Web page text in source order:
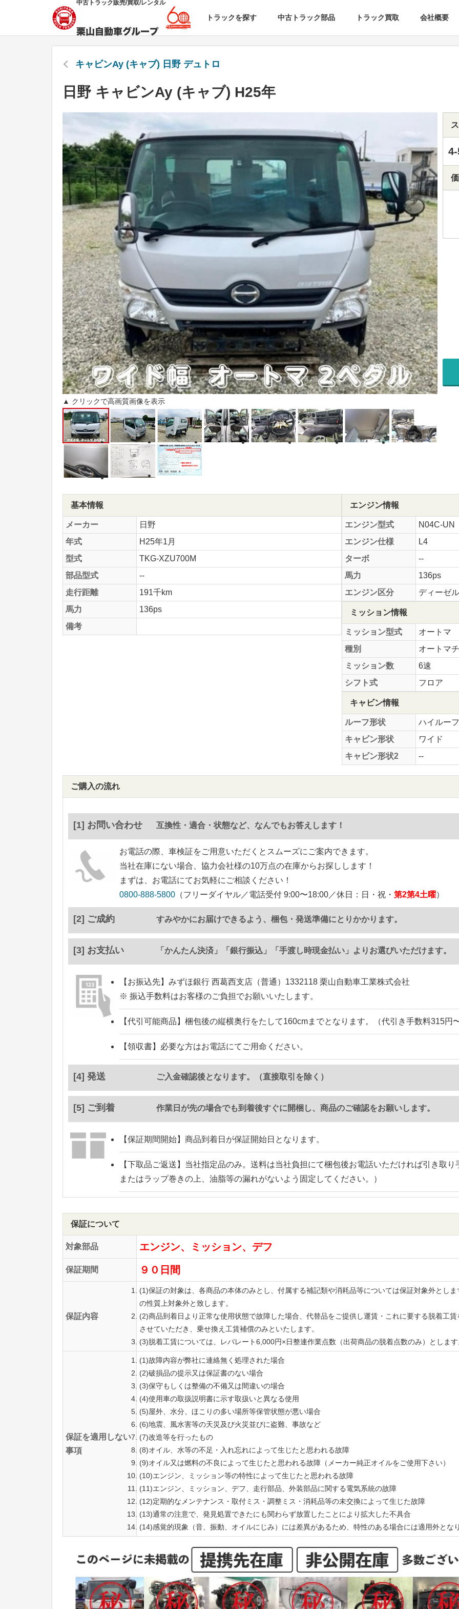
中古トラック販売/買取/レンタル
トラックを探す 中古トラック部品 トラック買取 会社概要
キャビンAy (キャブ) 日野 デュトロ
日野 キャビンAy (キャブ) H25年
▲ クリックで高画質画像を表示
基本情報
メーカー
日野
年式
H25年1月
型式
TKG-XZU700M
部品型式
--
走行距離
191千km
馬力
136ps
備考
エンジン情報
エンジン型式
N04C-UN
エンジン仕様
L4
ターボ
--
馬力
136ps
エンジン区分
ディーゼル
ミッション情報
ミッション型式
オートマ
種別
オートマ
ミッション数
6速
シフト式
フロア
キャビン情報
ルーフ形状
ハイルーフ
キャビン形状
ワイド
キャビン形状2
--
ご購入の流れ
[1] お問い合わせ 互換性・適合・状態など、なんでもお答えします！
お電話の際、車検証をご用意いただくとスムーズにご案内できます。
当社在庫にない場合、協力会社様の10万点の在庫からお探しします！
まずは、お電話にてお気軽にご相談ください！
0800-888-5800 （フリーダイヤル／電話受付 9:00〜18:00／休日：日・祝・ 第2第4土曜）
[2] ご成約 すみやかにお届けできるよう、梱包・発送準備にとりかかります。
[3] お支払い 「かんたん決済」「銀行振込」「手渡し時現金払い」よりお選びいただけます。
【お振込先】 みずほ銀行 西葛西支店（普通）1332118 栗山自動車工業株式会社
※ 振込手数料はお客様のご負担でお願いいたします。
【代引可能商品】 梱包後の縦横奥行をたして160cmまでとなります。（代引き手数料315円
【領収書】 必要な方はお電話にてご用命ください。
[4] 発送 ご入金確認後となります。（直接取引を除く）
[5] ご到着 作業日が先の場合でも到着後すぐに開梱し、商品のご確認をお願いします。
【保証期間開始】 商品到着日が保証開始日となります。
【下取品ご返送】 当社指定品のみ。送料は当社負担にて梱包後お電話いただければ引き取
またはラップ巻きの上、油脂等の漏れがないよう固定してください。）
保証について
対象部品 エンジン、ミッション、デフ
保証期間 ９０日間
保証内容
(1)保証の対象は、各商品の本体のみとし、付属する補記類や消耗品等については保証対象外とし
の性質上対象外と致します。
(2)商品到着日より正常な使用状態で故障した場合、代替品をご提供し運賃・これに要する脱着工
させていただき、乗せ換え工賃補償のみといたします。
(3)脱着工賃については、レバレート6,000円×日整連作業点数（出荷商品の脱着点数のみ）としま
保証を適用しない
事項
(1)故障内容が弊社に連絡無く処理された場合
(2)破損品の提示又は保証書のない場合
(3)保守もしくは整備の不備又は間違いの場合
(4)使用車の取扱説明書に示す取扱いと異なる使用
(5)屋外、水分、ほこりの多い場所等保管状態が悪い場合
(6)地震、風水害等の天災及び火災並びに盗難、事故など
(7)改造等を行ったもの
(8)オイル、水等の不足・入れ忘れによって生じたと思われる故障
(9)オイル又は燃料の不良によって生じたと思われる故障（メーカー純正オイルをご使用下さい）
(10)エンジン、ミッション等の特性によって生じたと思われる故障
(11)エンジン、ミッション、デフ、走行部品、外装部品に関する電気系統の故障
(12)定期的なメンテナンス・取付ミス・調整ミス・消耗品等の未交換によって生じた故障
(13)通常の注意で、発見処置できたにも関わらず放置したことにより拡大した不具合
(14)感覚的現象（音、振動、オイルにじみ）には差異があるため、特性のある場合には適用外とな